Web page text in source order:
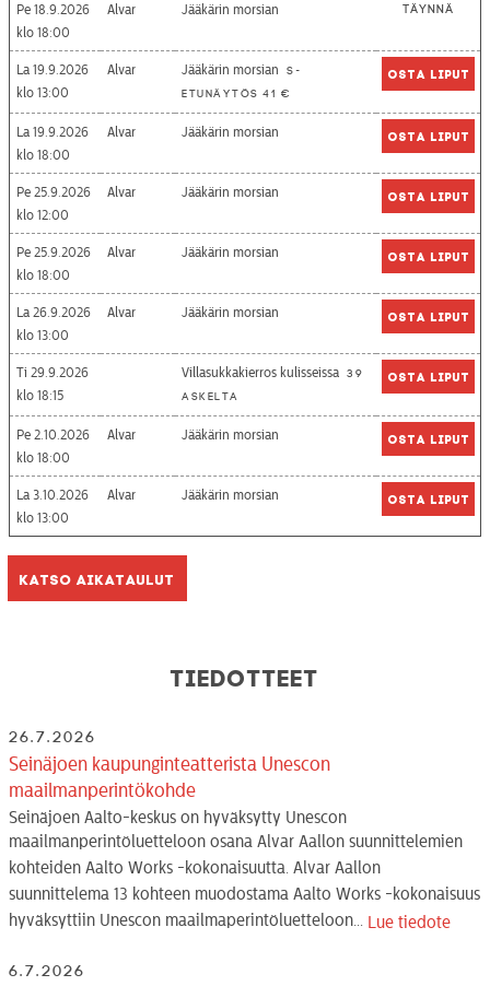
Pe 18.9.2026
18:00
Alvar Jääkärin morsian Täynnä
La 19.9.2026
13:00
Alvar Jääkärin morsian
S-
etunäytös 41 €
Osta liput
La 19.9.2026
18:00
Alvar Jääkärin morsian Osta liput
Pe 25.9.2026
12:00
Alvar Jääkärin morsian Osta liput
Pe 25.9.2026
18:00
Alvar Jääkärin morsian Osta liput
La 26.9.2026
13:00
Alvar Jääkärin morsian Osta liput
Ti 29.9.2026
18:15
Villasukkakierros kulisseissa 39
askelta
Osta liput
Pe 2.10.2026
18:00
Alvar Jääkärin morsian Osta liput
La 3.10.2026
13:00
Alvar Jääkärin morsian Osta liput
Katso aikataulut
Tiedotteet
26.7.2026
Seinäjoen kaupunginteatterista Unescon
maailmanperintökohde
Seinäjoen Aalto-keskus on hyväksytty Unescon
maailmanperintöluetteloon osana Alvar Aallon suunnittelemien
kohteiden Aalto Works -kokonaisuutta. Alvar Aallon
suunnittelema 13 kohteen muodostama Aalto Works -kokonaisuus
hyväksyttiin Unescon maailmaperintöluetteloon...
Lue tiedote
6.7.2026